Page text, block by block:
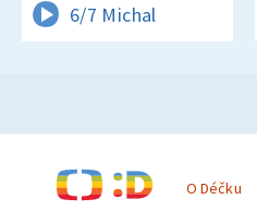
6/7 Michal
O Déčku